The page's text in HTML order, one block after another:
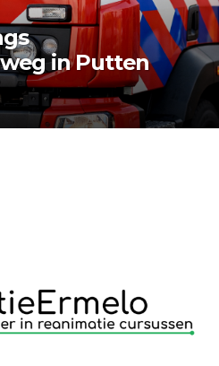
in Putten